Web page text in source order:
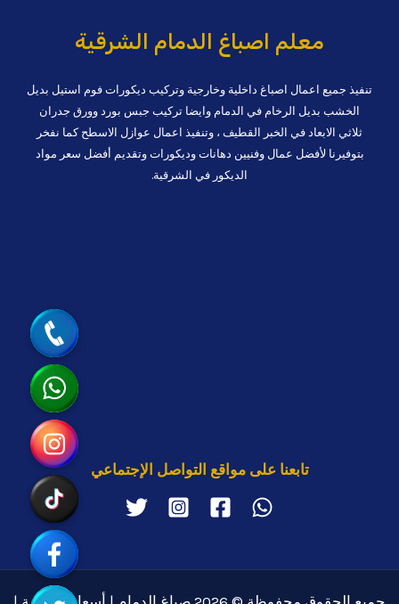
معلم اصباغ الدمام الشرقية
تنفيذ جميع اعمال اصباغ داخلية وخارجية وتركيب ديكورات فوم استيل بديل
الخشب بديل الرخام في الدمام وايضا تركيب جبس بورد وورق جدران
ثلاثي الابعاد في الخبر القطيف ، وتنفيذ اعمال عوازل الاسطح كما نفخر
بتوفيرنا لأفضل عمال وفنيين دهانات وديكورات وتقديم أفضل سعر مواد
الديكور في الشرقية.
تابعنا على مواقع التواصل الإجتماعي
جوال
واتساب
انستقرام
تيك توك
رابط مخصّص
تويتر